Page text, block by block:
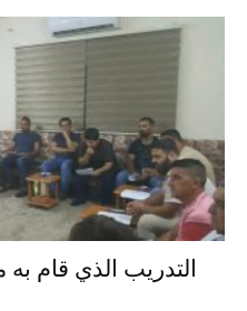
التدريب الذي